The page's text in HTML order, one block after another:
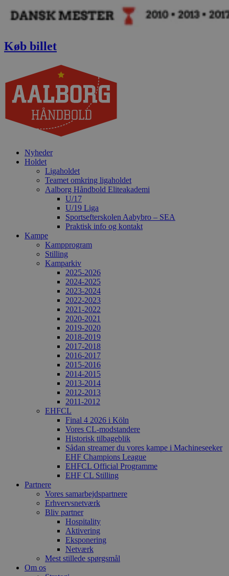
Køb billet
Nyheder
Holdet
Ligaholdet
Teamet omkring ligaholdet
Aalborg Håndbold Eliteakademi
U/17
U/19 Liga
Sportsefterskolen Aabybro – SEA
Praktisk info og kontakt
Kampe
Kampprogram
Stilling
Kamparkiv
2025-2026
2024-2025
2023-2024
2022-2023
2021-2022
2020-2021
2019-2020
2018-2019
2017-2018
2016-2017
2015-2016
2014-2015
2013-2014
2012-2013
2011-2012
EHFCL
Final 4 2026 i Köln
Vores CL-modstandere
Historisk tilbageblik
Sådan streamer du vores kampe i Machineseeker
EHF Champions League
EHFCL Official Programme
EHF CL Stilling
Partnere
Vores samarbejdspartnere
Erhvervsnetværk
Bliv partner
Hospitality
Aktivering
Eksponering
Netværk
Mest stillede spørgsmål
Om os